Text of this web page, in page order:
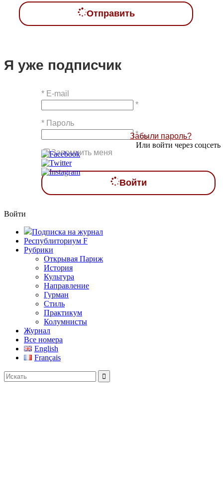
Отправить
Я уже подписчик
* E-mail
*
* Пароль
*
Запомнить меня
Войти
Забыли пароль?
Или войти через соцсеть
Войти
Подписка на журнал
Республиториум F
Рубрики
Открывая Париж
История
Культура
Направление
Гурман
Стиль
Практикум
Колумнисты
Журнал
Все номера
English
Français